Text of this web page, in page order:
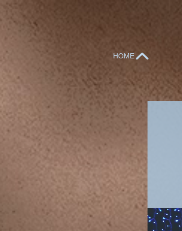
HOME